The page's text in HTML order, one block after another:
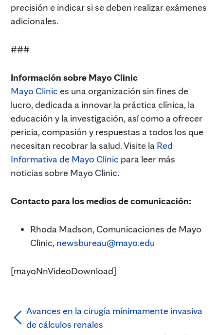
precisión e indicar si se deben realizar exámenes
adicionales.
###
Información sobre Mayo Clinic
Mayo Clinic es una organización sin fines de
lucro, dedicada a innovar la práctica clínica, la
educación y la investigación, así como a ofrecer
pericia, compasión y respuestas a todos los que
necesitan recobrar la salud. Visite la Red
Informativa de Mayo Clinic para leer más
noticias sobre Mayo Clinic.
Contacto para los medios de comunicación:
Rhoda Madson, Comunicaciones de Mayo
Clinic, newsbureau@mayo.edu
[mayoNnVideoDownload]
Avances en la cirugía mínimamente invasiva
de cálculos renales